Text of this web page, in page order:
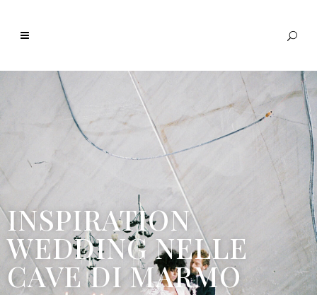
INSPIRATION
WEDDING NELLE
CAVE DI MARMO